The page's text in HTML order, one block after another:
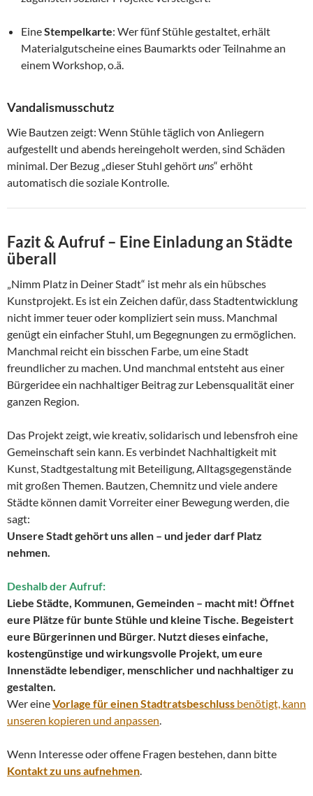
EineStempelkarte: Wer fünf Stühle gestaltet, erhält
Materialgutscheine eines Baumarkts oder Teilnahme an
einem Workshop, o.ä.
Vandalismusschutz
Wie Bautzen zeigt: Wenn Stühle täglich von Anliegern
aufgestellt und abends hereingeholt werden, sind Schäden
minimal. Der Bezug „dieser Stuhl gehörtuns“ erhöht
automatisch die soziale Kontrolle.
Fazit & Aufruf – Eine Einladung an Städte
überall
„Nimm Platz in Deiner Stadt“ ist mehr als ein hübsches
Kunstprojekt. Es ist ein Zeichen dafür, dass Stadtentwicklung
nicht immer teuer oder kompliziert sein muss. Manchmal
genügt ein einfacher Stuhl, um Begegnungen zu ermöglichen.
Manchmal reicht ein bisschen Farbe, um eine Stadt
freundlicher zu machen. Und manchmal entsteht aus einer
Bürgeridee ein nachhaltiger Beitrag zur Lebensqualität einer
ganzen Region.
Das Projekt zeigt, wie kreativ, solidarisch und lebensfroh eine
Gemeinschaft sein kann. Es verbindet Nachhaltigkeit mit
Kunst, Stadtgestaltung mit Beteiligung, Alltagsgegenstände
mit großen Themen. Bautzen, Chemnitz und viele andere
Städte können damit Vorreiter einer Bewegung werden, die
sagt:
Unsere Stadt gehört uns allen – und jeder darf Platz
nehmen.
Deshalb der Aufruf:
Liebe Städte, Kommunen, Gemeinden – macht mit! Öffnet
eure Plätze für bunte Stühle und kleine Tische. Begeistert
eure Bürgerinnen und Bürger. Nutzt dieses einfache,
kostengünstige und wirkungsvolle Projekt, um eure
Innenstädte lebendiger, menschlicher und nachhaltiger zu
gestalten.
Wer eineVorlage für einen Stadtratsbeschluss benötigt, kann
unseren kopieren und anpassen.
Wenn Interesse oder offene Fragen bestehen, dann bitte
Kontakt zu uns aufnehmen.